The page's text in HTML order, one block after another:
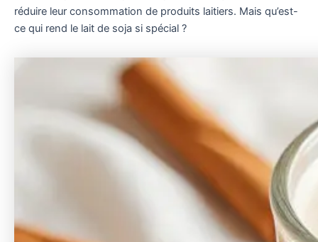
réduire leur consommation de produits laitiers. Mais qu’est-
ce qui rend le lait de soja si spécial ?